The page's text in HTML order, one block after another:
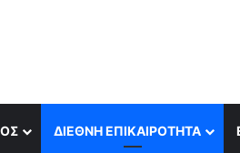
ΔΙΕΘΝΉ ΕΠΙΚΑΙΡΌΤΗΤΑ